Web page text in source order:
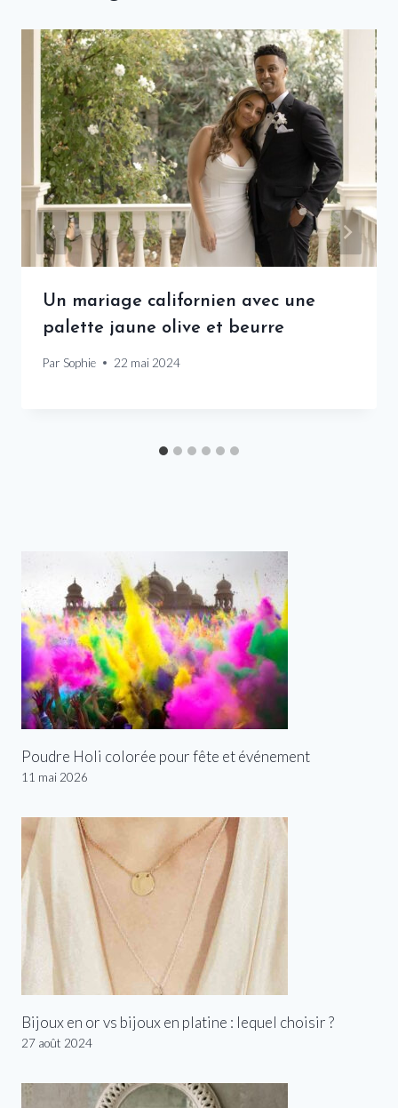
Un mariage californien avec une
palette jaune olive et beurre
Par Sophie 22 mai 2024
Poudre Holi colorée pour fête et événement
11 mai 2026
Bijoux en or vs bijoux en platine : lequel choisir ?
27 août 2024